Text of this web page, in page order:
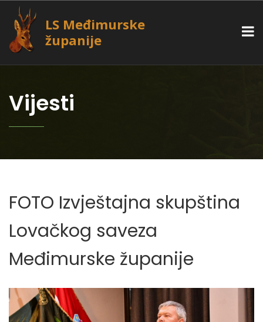
LS Međimurske
županije
Vijesti
FOTO Izvještajna skupština
Lovačkog saveza
Međimurske županije